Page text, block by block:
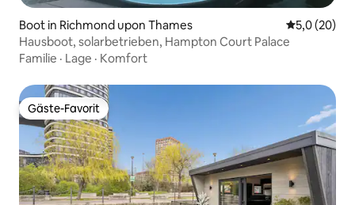
Boot in Richmond upon Thames
5,0 (20)
Hausboot, solarbetrieben, Hampton Court Palace
Familie · Lage · Komfort
Gäste-Favorit
Gäste-Favorit